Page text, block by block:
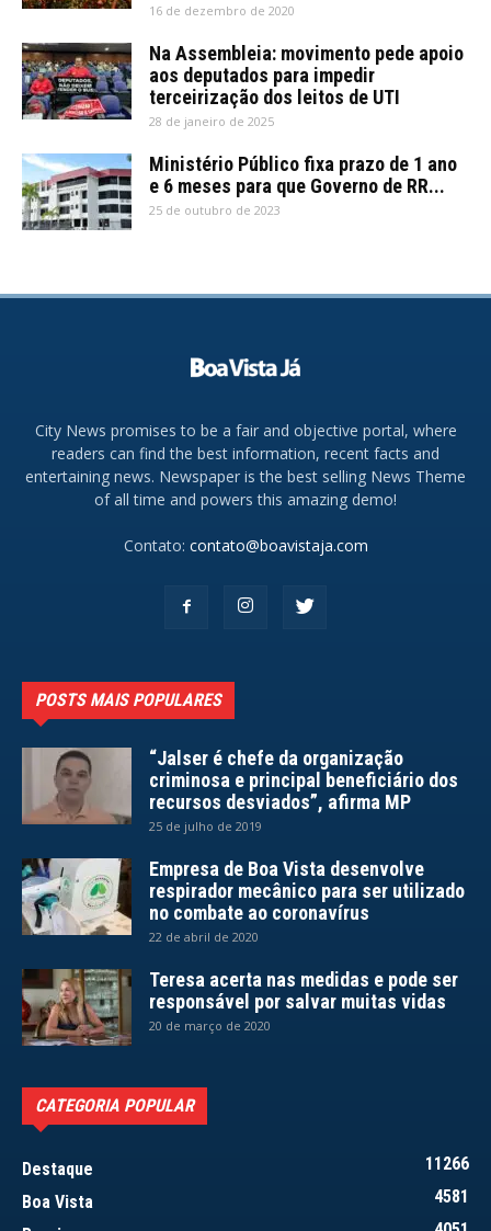
16 de dezembro de 2020
Na Assembleia: movimento pede apoio
aos deputados para impedir
terceirização dos leitos de UTI
28 de janeiro de 2025
Ministério Público fixa prazo de 1 ano
e 6 meses para que Governo de RR...
25 de outubro de 2023
City News promises to be a fair and objective portal, where
readers can find the best information, recent facts and
entertaining news. Newspaper is the best selling News Theme
of all time and powers this amazing demo!
Contato: contato@boavistaja.com
POSTS MAIS POPULARES
“Jalser é chefe da organização
criminosa e principal beneficiário dos
recursos desviados”, afirma MP
25 de julho de 2019
Empresa de Boa Vista desenvolve
respirador mecânico para ser utilizado
no combate ao coronavírus
22 de abril de 2020
Teresa acerta nas medidas e pode ser
responsável por salvar muitas vidas
20 de março de 2020
CATEGORIA POPULAR
Destaque
11266
Boa Vista
4581